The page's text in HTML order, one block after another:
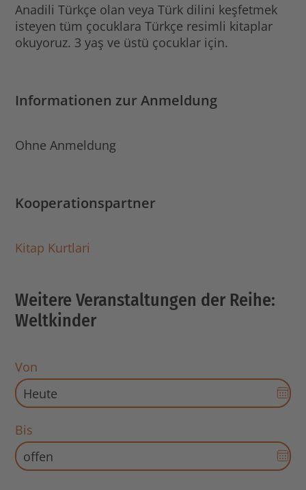
Anadili Türkçe olan veya Türk dilini keşfetmek
isteyen tüm çocuklara Türkçe resimli kitaplar
okuyoruz. 3 yaş ve üstü çocuklar için.
Informationen zur Anmeldung
Ohne Anmeldung
Kooperationspartner
Kitap Kurtlari
Weitere Veranstaltungen der Reihe:
Weltkinder
Von
Bis